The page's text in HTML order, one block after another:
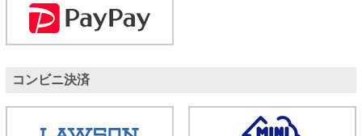
コンビニ決済